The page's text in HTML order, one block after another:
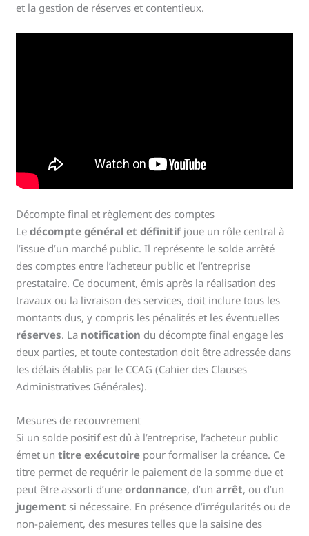
et la gestion de réserves et contentieux.
Décompte final et règlement des comptes
Ledécompte général et définitifjoue un rôle central à
l’issue d’un marché public. Il représente le solde arrêté
des comptes entre l’acheteur public et l’entreprise
prestataire. Ce document, émis après la réalisation des
travaux ou la livraison des services, doit inclure tous les
montants dus, y compris les pénalités et les éventuelles
réserves. La notification du décompte final engage les
deux parties, et toute contestation doit être adressée dans
les délais établis par le CCAG (Cahier des Clauses
Administratives Générales).
Mesures de recouvrement
Si un solde positif est dû à l’entreprise, l’acheteur public
émet untitre exécutoire pour formaliser la créance. Ce
titre permet de requérir le paiement de la somme due et
peut être assorti d’uneordonnance, d’unarrêt, ou d’un
jugement si nécessaire. En présence d’irrégularités ou de
non-paiement, des mesures telles que la saisine des